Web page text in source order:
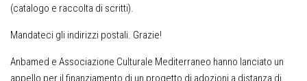
(catalogo e raccolta di scritti).
Mandateci gli indirizzi postali. Grazie!
Anbamed e Associazione Culturale Mediterraneo hanno lanciato un
appello per il finanziamento di un progetto di adozioni a distanza di